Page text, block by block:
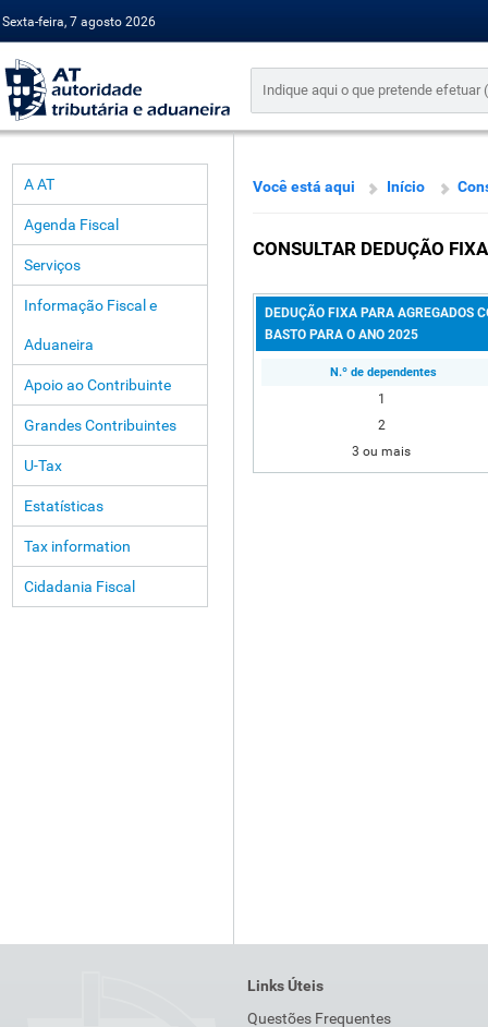
Sexta-feira, 7 agosto 2026
A AT
Agenda Fiscal
Serviços
Informação Fiscal e
Aduaneira
Apoio ao Contribuinte
Grandes Contribuintes
U-Tax
Estatísticas
Tax information
Cidadania Fiscal
Você está aqui Início
CONSULTAR DEDUÇÃO
DEDUÇÃO FIXA PARA AGREGADOS
BASTO PARA O ANO 2025
N.º de dependentes
1
2
3 ou mais
Links Úteis
Questões Frequentes